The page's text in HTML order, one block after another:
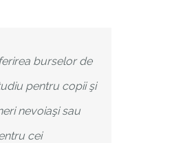
burselor de
pentru copii şi
nevoiaşi sau
cei